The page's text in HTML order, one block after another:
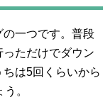
の一つです。普段
ただけでダウン
は5回くらいから
。